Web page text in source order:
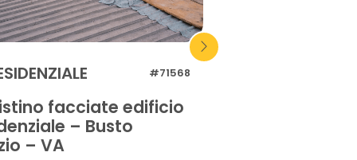
#71568
facciate edificio
– Busto
– VA